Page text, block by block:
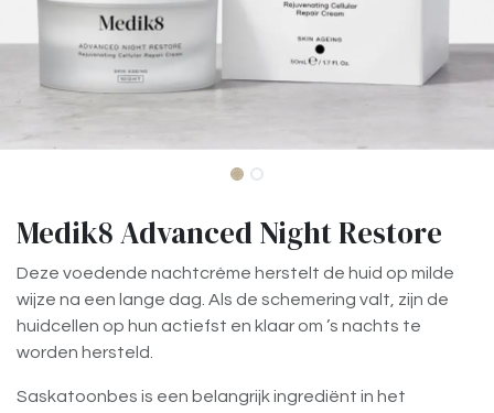
Medik8 Advanced Night Restore
Deze voedende nachtcrème herstelt de huid op milde
wijze na een lange dag. Als de schemering valt, zijn de
huidcellen op hun actiefst en klaar om ’s nachts te
worden hersteld.
Saskatoonbes is een belangrijk ingrediënt in het